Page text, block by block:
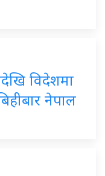
विदेशमा
नेपाल